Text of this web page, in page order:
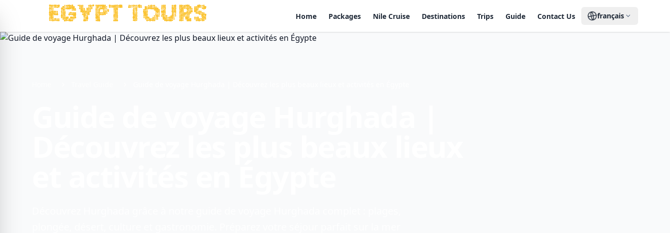
Home Packages Nile Cruise Destinations Trips Guide Contact Us français